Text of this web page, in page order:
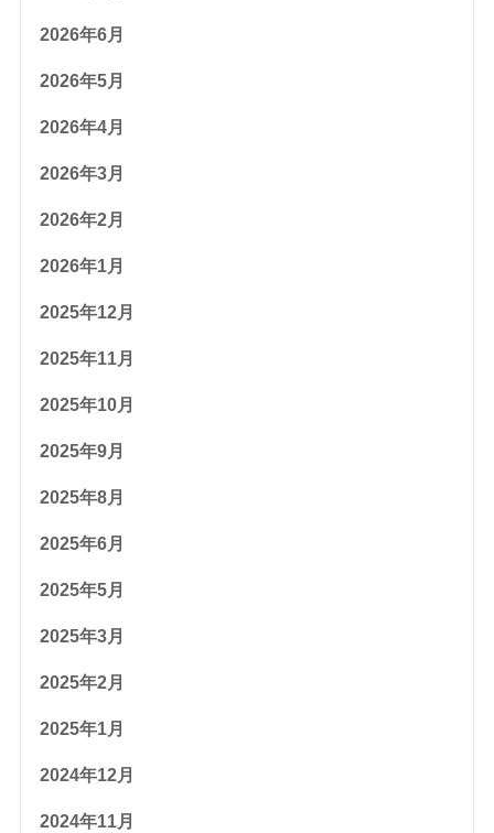
2026年6月
2026年5月
2026年4月
2026年3月
2026年2月
2026年1月
2025年12月
2025年11月
2025年10月
2025年9月
2025年8月
2025年6月
2025年5月
2025年3月
2025年2月
2025年1月
2024年12月
2024年11月